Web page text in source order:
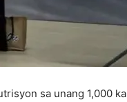
sa unang 1,000